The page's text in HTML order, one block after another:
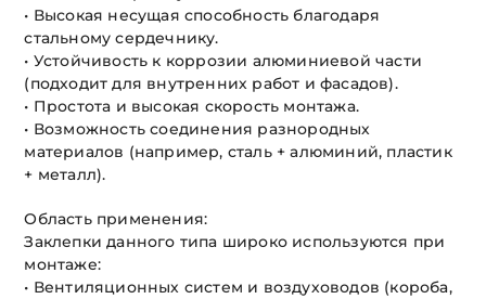
• Высокая несущая способность благодаря
стальному сердечнику.
• Устойчивость к коррозии алюминиевой части
(подходит для внутренних работ и фасадов).
• Простота и высокая скорость монтажа.
• Возможность соединения разнородных
материалов (например, сталь + алюминий, пластик
+ металл).
Область применения:
Заклепки данного типа широко используются при
монтаже:
• Вентиляционных систем и воздуховодов (короба,